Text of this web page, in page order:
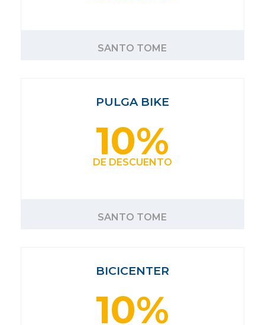
SANTO TOME
PULGA BIKE
10%
DE DESCUENTO
SANTO TOME
BICICENTER
10%